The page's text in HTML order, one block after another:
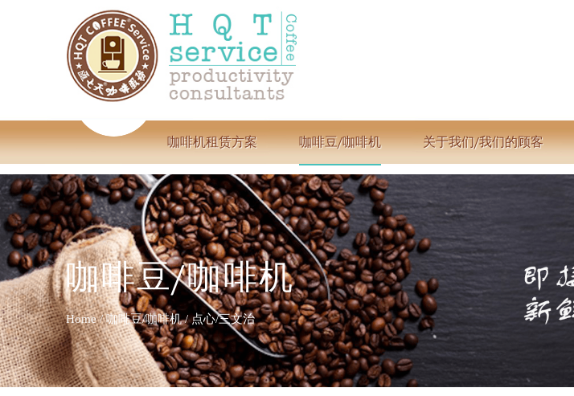
咖啡机租赁方案 咖啡豆/咖啡机 关于我们/我们的顾客
咖啡豆/咖啡机
Home/咖啡豆/咖啡机/点心/三文治